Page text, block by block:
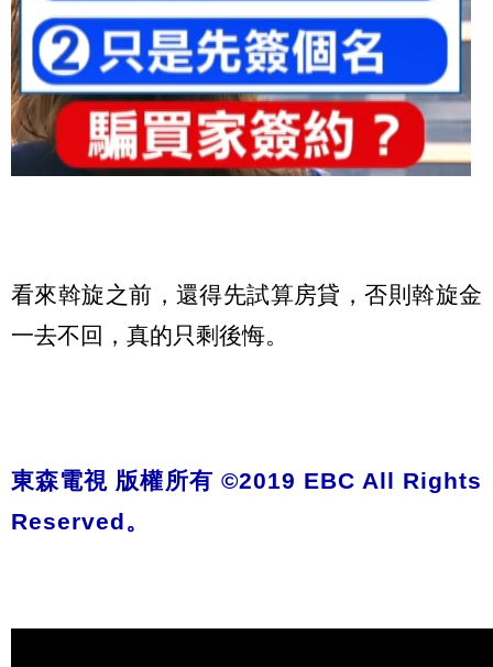
看來斡旋之前，還得先試算房貸，否則斡旋金
一去不回，真的只剩後悔。
東森電視 版權所有 ©2019 EBC All Rights
Reserved。